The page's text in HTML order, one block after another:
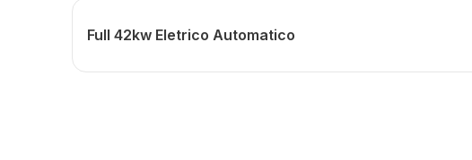
Full 42kw Eletrico Automatico